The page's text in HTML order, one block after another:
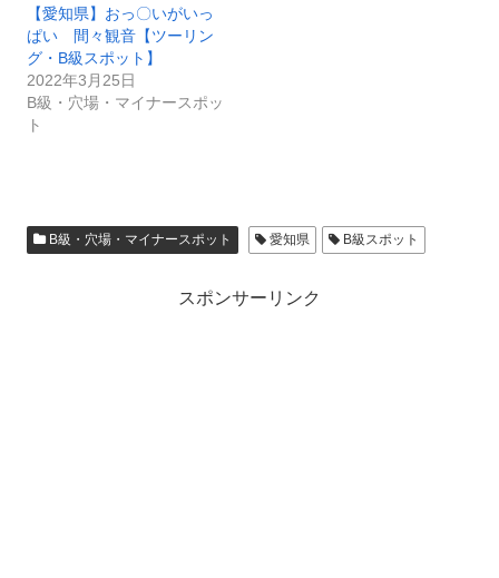
【愛知県】おっ〇いがいっ
ぱい 間々観音【ツーリン
グ・B級スポット】
2022年3月25日
B級・穴場・マイナースポッ
ト
B級・穴場・マイナースポット 愛知県 B級スポット
スポンサーリンク